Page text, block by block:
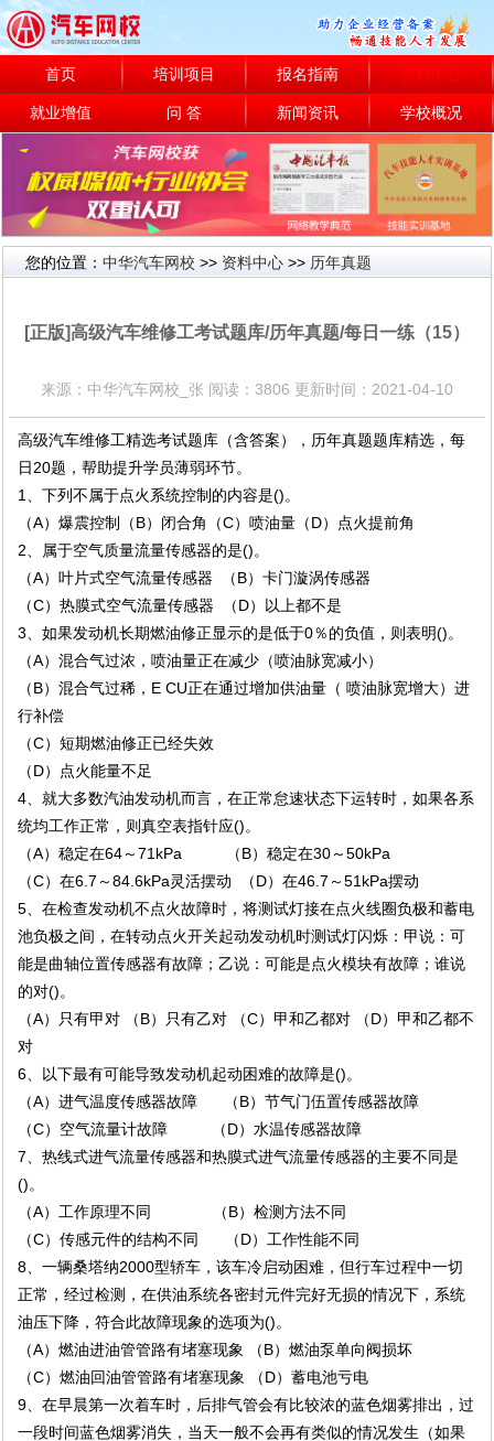
首页 培训项目 报名指南 资料中心
就业增值 问 答 新闻资讯 学校概况
您的位置：中华汽车网校 >> 资料中心 >> 历年真题
[正版]高级汽车维修工考试题库/历年真题/每日一练（15）
来源：中华汽车网校_张 阅读：3806 更新时间：2021-04-10
高级汽车维修工精选考试题库（含答案），历年真题题库精选，每
日20题，帮助提升学员薄弱环节。
1、下列不属于点火系统控制的内容是()。
（A）爆震控制（B）闭合角（C）喷油量（D）点火提前角
2、属于空气质量流量传感器的是()。
（A）叶片式空气流量传感器 （B）卡门漩涡传感器
（C）热膜式空气流量传感器 （D）以上都不是
3、如果发动机长期燃油修正显示的是低于0％的负值，则表明()。
（A）混合气过浓，喷油量正在减少（喷油脉宽减小）
（B）混合气过稀，E CU正在通过增加供油量（ 喷油脉宽增大）进
行补偿
（C）短期燃油修正已经失效
（D）点火能量不足
4、就大多数汽油发动机而言，在正常怠速状态下运转时，如果各系
统均工作正常，则真空表指针应()。
（A）稳定在64～71kPa （B）稳定在30～50kPa
（C）在6.7～84.6kPa灵活摆动 （D）在46.7～51kPa摆动
5、在检查发动机不点火故障时，将测试灯接在点火线圈负极和蓄电
池负极之间，在转动点火开关起动发动机时测试灯闪烁：甲说：可
能是曲轴位置传感器有故障；乙说：可能是点火模块有故障；谁说
的对()。
（A）只有甲对 （B）只有乙对 （C）甲和乙都对 （D）甲和乙都不
对
6、以下最有可能导致发动机起动困难的故障是()。
（A）进气温度传感器故障 （B）节气门伍置传感器故障
（C）空气流量计故障 （D）水温传感器故障
7、热线式进气流量传感器和热膜式进气流量传感器的主要不同是
()。
（A）工作原理不同 （B）检测方法不同
（C）传感元件的结构不同 （D）工作性能不同
8、一辆桑塔纳2000型轿车，该车冷启动困难，但行车过程中一切
正常，经过检测，在供油系统各密封元件完好无损的情况下，系统
油压下降，符合此故障现象的选项为()。
（A）燃油进油管管路有堵塞现象 （B）燃油泵单向阀损坏
（C）燃油回油管管路有堵塞现象 （D）蓄电池亏电
9、在早晨第一次着车时，后排气管会有比较浓的蓝色烟雾排出，过
一段时间蓝色烟雾消失，当天一般不会再有类似的情况发生（如果